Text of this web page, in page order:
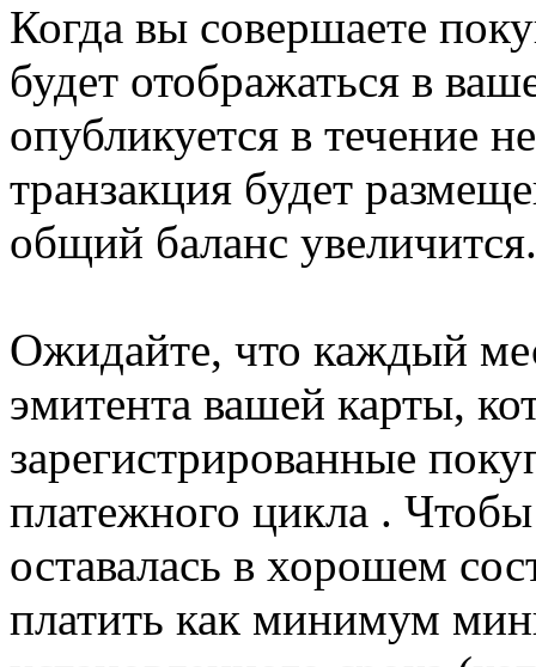
Когда вы совершаете
будет отображаться в
опубликуется в течение
транзакция будет
общий баланс увеличится.
Ожидайте, что каждый
эмитента вашей карты,
зарегистрированные
платежного цикла .
оставалась в хорошем
платить как минимум